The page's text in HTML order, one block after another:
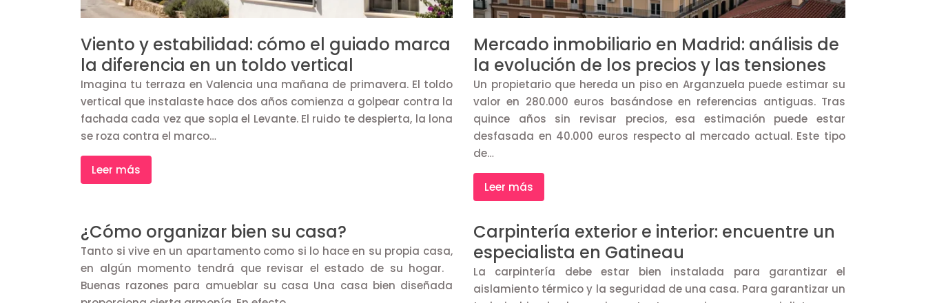
Viento y estabilidad: cómo el guiado marca
la diferencia en un toldo vertical
Imagina tu terraza en Valencia una mañana de primavera. El toldo
vertical que instalaste hace dos años comienza a golpear contra la
fachada cada vez que sopla el Levante. El ruido te despierta, la lona
se roza contra el marco…
Leer más
Mercado inmobiliario en Madrid: análisis de
la evolución de los precios y las tensiones
Un propietario que hereda un piso en Arganzuela puede estimar su
valor en 280.000 euros basándose en referencias antiguas. Tras
quince años sin revisar precios, esa estimación puede estar
desfasada en 40.000 euros respecto al mercado actual. Este tipo
de…
Leer más
¿Cómo organizar bien su casa?
Tanto si vive en un apartamento como si lo hace en su propia casa,
en algún momento tendrá que revisar el estado de su hogar.
Buenas razones para amueblar su casa Una casa bien diseñada
Carpintería exterior e interior: encuentre un
especialista en Gatineau
La carpintería debe estar bien instalada para garantizar el
aislamiento térmico y la seguridad de una casa. Para garantizar un